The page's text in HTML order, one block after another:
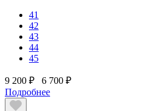
41
42
43
44
45
9 200 ₽
6 700 ₽
Подробнее